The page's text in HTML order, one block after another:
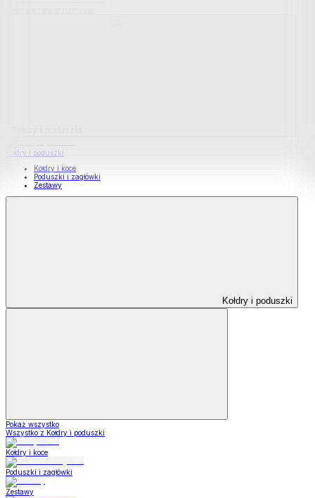
Kołdry i poduszki
Kołdry i koce
Poduszki i zagłówki
Zestawy
Kołdry i poduszki
Pokaż wszystko
Wszystko z Kołdry i poduszki
Kołdry i koce
Poduszki i zagłówki
Zestawy